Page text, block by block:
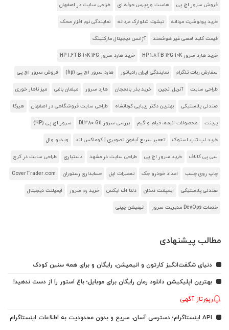
فروش سرور اچ پی هاست وردپرس حرفه ای طراحی سایت در اصفهان
خرید پولوشرت مردانه تیشرت شلوارک مردانه نمایندگی نرم افزار محک
قیمت کلید لمسی غیر هوشمند آژانس دیجیتال مارکتینگ
خرید هارد سرور HP 1.8TB 12G 10K خرید هارد سرور HP 1.2TB 10K 12G
سفارش ربات تلگرام نمایندگی ایران رادیاتور هارد سرور اچ پی (hp) فروش سرور اچ پی
طراحی سایت آنریل انجین خرید بذر بادمجان هارد سرور مبلمان باغی میز ناهار خوری
صندلی پلاستیکی بهترین دکتر زیبایی کرمانشاه طراحی سایت فروشگاهی در اصفهان هیرکا
پرینت محصولات انیمه، فیلم و گیم بررسی سرور DL380 G11 سرور اچ پی (HP)
خرید لپ تاپ استوک تعمیر سریع آیفون تصویری | کوماکس لند ویدیو وال
سی پی کالاف خرید سرور اچ پی طراحی سایت در مشهد دستیاری طراحی سایت در کرج
چاپ روی چسب امداد خودرو جک تعمیرات اپل حسابداری رستوران CoverTrader.com
صندلی پلاستیکی ایمپلنت دندان دلتا اف ایکس خرید رم سرور ایمپلنت دیجیتال
خدمات DevOps مدیریت سرور انیمیشن چینی
مطالب پیشنهادی
دنیای شگفت‌انگیز کارتون و انیمیشن، رایگان و برای همه سنین کودک
بهترین اپلیکیشن دانلود رمان رایگان برای موبایل؛ باغ استور را از دست ندهید!
رپورتاژ آگهی
API اینستاگرام؛ دسترسی آسان، سریع و بدون محدودیت به اطلاعات اینستاگرام